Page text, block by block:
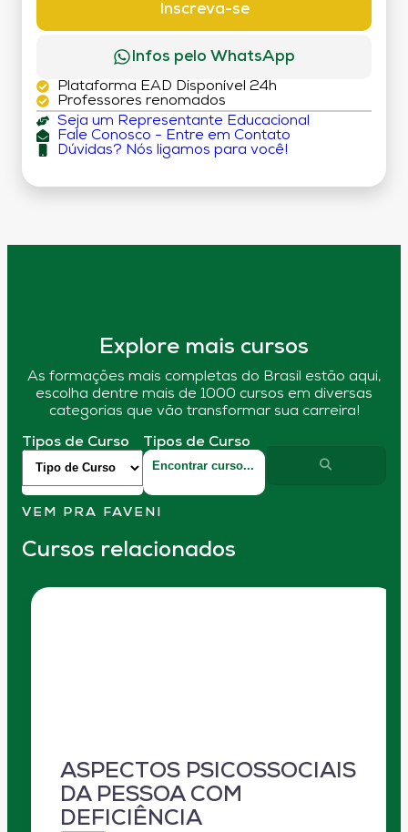
Inscreva-se
Infos pelo WhatsApp
Plataforma EAD Disponível 24h
Professores renomados
Seja um Representante Educacional
Fale Conosco - Entre em Contato
Dúvidas? Nós ligamos para você!
Explore mais cursos
As formações mais completas do Brasil estão aqui,
escolha dentre mais de 1000 cursos em diversas
categorias que vão transformar sua carreira!
Tipos de Curso Tipos de Curso
VEM PRA FAVENI
Cursos relacionados
ASPECTOS PSICOSSOCIAIS
DA PESSOA COM
DEFICIÊNCIA